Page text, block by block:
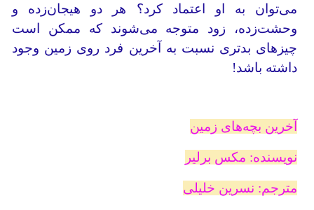
می‌توان به او اعتماد کرد؟ هر دو هیجان‌زده و
وحشت‌زده، زود متوجه می‌شوند که ممکن است
چیزهای بدتری نسبت به آخرین فرد روی زمین وجود
داشته باشد!
آخرین بچه‌های زمین
نویسنده: مکس برلیر
مترجم: نسرین خلیلی